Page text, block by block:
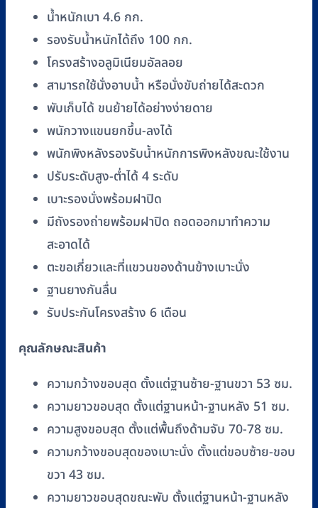
เก็บ
ได้
FASICARE
รุ่น
W-
ขาว
ชิ้น
น้ำหนักเบา 4.6 กก.
รองรับน้ำหนักได้ถึง 100 กก.
โครงสร้างอลูมิเนียมอัลลอย
สามารถใช้นั่งอาบน้ำ หรือนั่งขับถ่ายได้สะดวก
พับเก็บได้ ขนย้ายได้อย่างง่ายดาย
พนักวางแขนยกขึ้น-ลงได้
พนักพิงหลังรองรับน้ำหนักการพิงหลังขณะใช้งาน
ปรับระดับสูง-ต่ำได้ 4 ระดับ
เบาะรองนั่งพร้อมฝาปิด
มีถังรองถ่ายพร้อมฝาปิด ถอดออกมาทำความ
สะอาดได้
ตะขอเกี่ยวและที่แขวนของด้านข้างเบาะนั่ง
ฐานยางกันลื่น
รับประกันโครงสร้าง 6 เดือน
คุณลักษณะสินค้า
ความกว้างขอบสุด ตั้งแต่ฐานซ้าย-ฐานขวา 53 ซม.
ความยาวขอบสุด ตั้งแต่ฐานหน้า-ฐานหลัง 51 ซม.
ความสูงขอบสุด ตั้งแต่พื้นถึงด้ามจับ 70-78 ซม.
ความกว้างขอบสุดของเบาะนั่ง ตั้งแต่ขอบซ้าย-ขอบ
ขวา 43 ซม.
ความยาวขอบสุดขณะพับ ตั้งแต่ฐานหน้า-ฐานหลัง